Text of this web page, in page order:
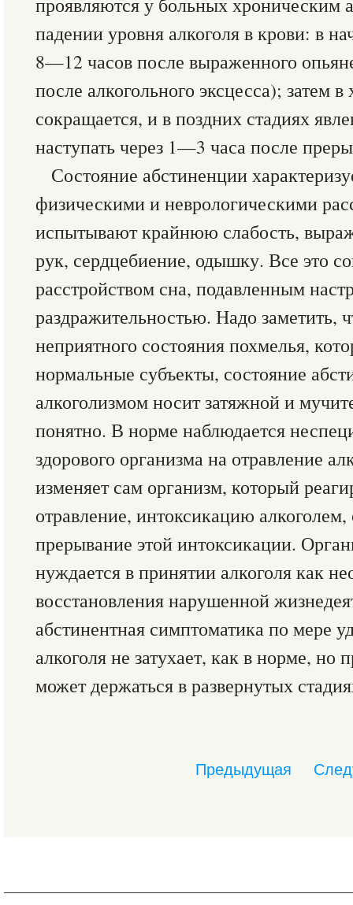
падении уровня алкоголя в крови: в
8—12 часов после выраженного
после алкогольного эксцесса); затем
сокращается, и в поздних стадиях
наступать через 1—3 часа после
Состояние абстиненции
физическими и неврологическими
испытывают крайнюю слабость,
рук, сердцебиение, одышку. Все это
расстройством сна, подавленным
раздражительностью. Надо заметить,
неприятного состояния похмелья,
нормальные субъекты, состояние
алкоголизмом носит затяжной и
понятно. В норме наблюдается
здорового организма на отравление
изменяет сам организм, который
отравление, интоксикацию
прерывание этой интоксикации.
нуждается в принятии алкоголя как
восстановления нарушенной
абстинентная симптоматика по мере
алкоголя не затухает, как в норме, но
может держаться в развернутых
Предыдущая